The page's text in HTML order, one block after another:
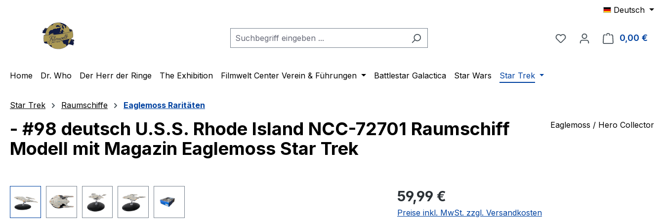
Deutsch
Du hast 0 Produkte auf
0,00 €
Home Dr. Who Der Herr der Ringe The Exhibition Filmwelt Center Verein & Führungen Battlestar Galactica Star Wars Star Trek
Star Trek Raumschiffe Eaglemoss Raritäten
- #98 deutsch U.S.S. Rhode Island NCC-72701 Raumschiff
Modell mit Magazin Eaglemoss Star Trek
Eaglemoss / Hero Collector
Regulärer Preis:
59,99 €
Preise inkl. MwSt. zzgl. Versandkosten